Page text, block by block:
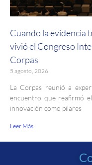
Cuando la evidencia
vivió el Congreso
Corpas
5 agosto, 2026
La Corpas reunió a
encuentro que reafirmó
innovación como pilares
Leer Más